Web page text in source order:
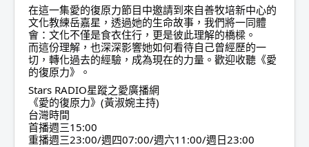
在這一集愛的復原力節目中邀請到來自善牧培新中心的
文化教練岳嘉星，透過她的生命故事，我們將一同體
會：文化不僅是食衣住行，更是彼此理解的橋樑。
而這份理解，也深深影響她如何看待自己曾經歷的一
切，轉化過去的經驗，成為現在的力量。歡迎收聽《愛
的復原力》。
Stars RADIO星蹤之愛廣播網
《愛的復原力》(黃淑婉主持)
台灣時間
首播週三15:00
重播週三23:00/週四07:00/週六11:00/週日23:00